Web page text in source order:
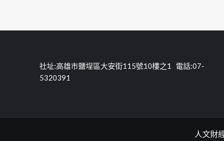
社址:高雄市鹽埕區大安街115號10樓之1 電話:07-
5320391
人文財